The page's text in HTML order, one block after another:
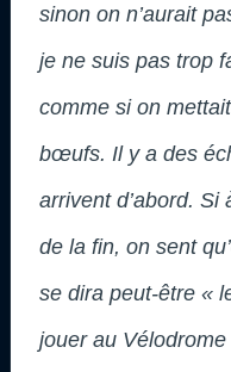
sinon on n’aurait
je ne suis pas trop
comme si on
bœufs. Il y a des
arrivent d’abord.
de la fin, on sent
se dira peut-être «
jouer au